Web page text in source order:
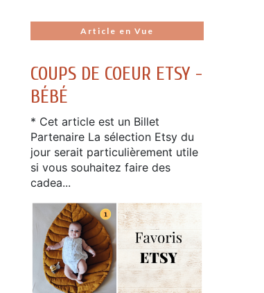
Article en Vue
COUPS DE COEUR ETSY -
BÉBÉ
* Cet article est un Billet
Partenaire La sélection Etsy du
jour serait particulièrement utile
si vous souhaitez faire des
cadea...